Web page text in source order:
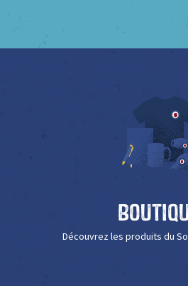
Découvrez les produits du